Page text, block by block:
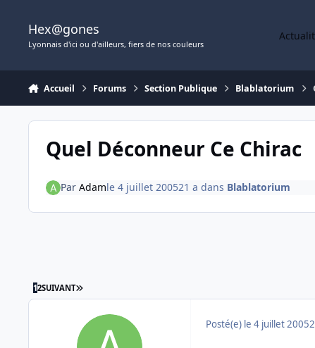
Hex@gones
Lyonnais d'ici ou d'ailleurs, fiers de nos couleurs
Accueil Forums Section Publique Blablatorium
Quel Déconneur Ce Chirac
Par Adamle 4 juillet 200521 a dans Blablatorium
12SUIVANT DERNIÈRE PAGE
Posté(e) le 4 juillet 2005